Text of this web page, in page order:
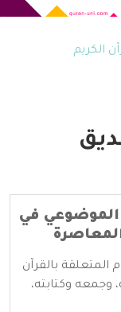
الكريم
الموضوعي في
المتعلقة بالقرآن
وجمعه وكتابته،